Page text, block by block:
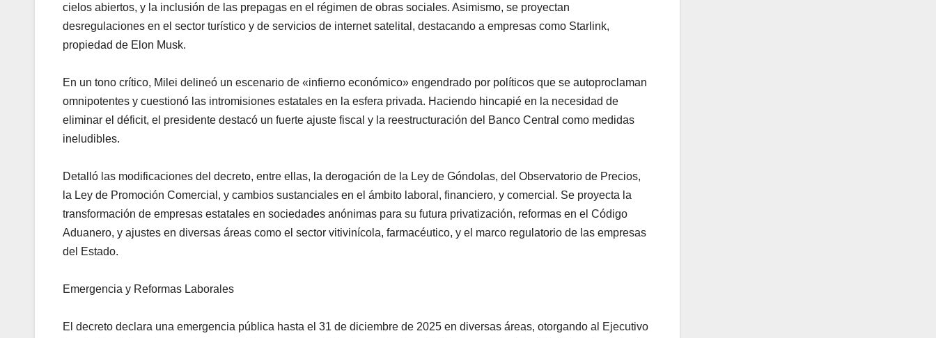
cielos abiertos, y la inclusión de las prepagas en el régimen de obras sociales. Asimismo, se proyectan
desregulaciones en el sector turístico y de servicios de internet satelital, destacando a empresas como Starlink,
propiedad de Elon Musk.
En un tono crítico, Milei delineó un escenario de «infierno económico» engendrado por políticos que se autoproclaman
omnipotentes y cuestionó las intromisiones estatales en la esfera privada. Haciendo hincapié en la necesidad de
eliminar el déficit, el presidente destacó un fuerte ajuste fiscal y la reestructuración del Banco Central como medidas
ineludibles.
Detalló las modificaciones del decreto, entre ellas, la derogación de la Ley de Góndolas, del Observatorio de Precios,
la Ley de Promoción Comercial, y cambios sustanciales en el ámbito laboral, financiero, y comercial. Se proyecta la
transformación de empresas estatales en sociedades anónimas para su futura privatización, reformas en el Código
Aduanero, y ajustes en diversas áreas como el sector vitivinícola, farmacéutico, y el marco regulatorio de las empresas
del Estado.
Emergencia y Reformas Laborales
El decreto declara una emergencia pública hasta el 31 de diciembre de 2025 en diversas áreas, otorgando al Ejecutivo